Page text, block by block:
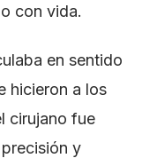
con vida.
en sentido
hicieron a los
cirujano fue
y